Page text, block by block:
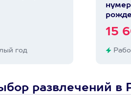
год
15
развлечений в